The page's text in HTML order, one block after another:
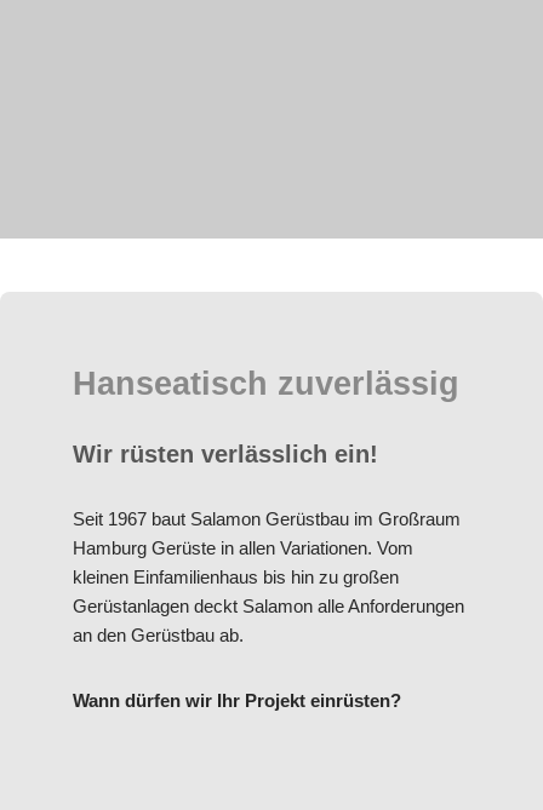
Hanseatisch zuverlässig
Wir rüsten verlässlich ein!
Seit 1967 baut Salamon Gerüstbau im Großraum
Hamburg Gerüste in allen Variationen. Vom
kleinen Einfamilienhaus bis hin zu großen
Gerüstanlagen deckt Salamon alle Anforderungen
an den Gerüstbau ab.
Wann dürfen wir Ihr Projekt einrüsten?